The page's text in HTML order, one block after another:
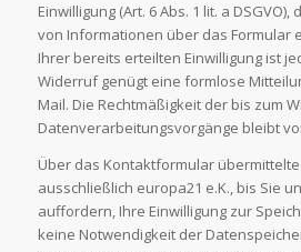
Einwilligung (Art. 6 Abs. 1 lit. a
von Informationen über das Formular
Ihrer bereits erteilten Einwilligung ist
Widerruf genügt eine formlose
Mail. Die Rechtmäßigkeit der bis zum
Datenverarbeitungsvorgänge bleibt
Über das Kontaktformular
ausschließlich europa21 e.K., bis Sie
auffordern, Ihre Einwilligung zur
keine Notwendigkeit der